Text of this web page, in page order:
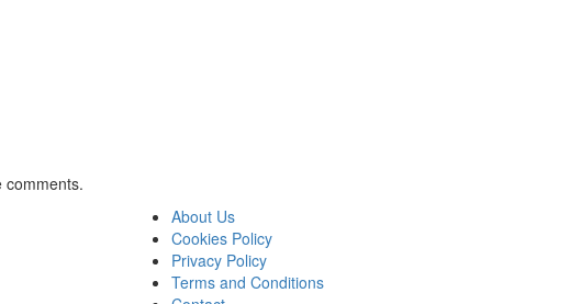
comments.
About Us
Cookies Policy
Privacy Policy
Terms and Conditions